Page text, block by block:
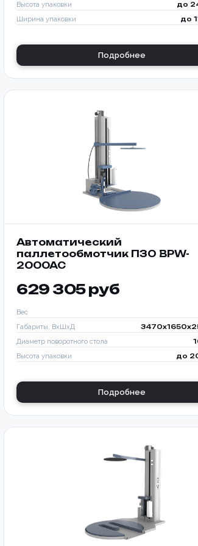
Высота упаковки до
Ширина упаковки до
Подробнее
Автоматический
паллетообмотчик ПЗО BPW-
2000AC
629 305 руб
Вес
Габариты, ВхШхД
Диаметр поворотного стола
Высота упаковки до
Подробнее